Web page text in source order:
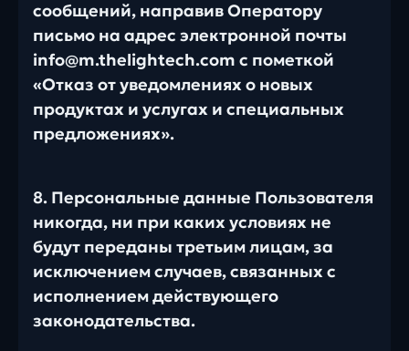
сообщений, направив Оператору
письмо на адрес электронной почты
info@m.thelightech.com с пометкой
«Отказ от уведомлениях о новых
продуктах и услугах и специальных
предложениях».
8. Персональные данные Пользователя
никогда, ни при каких условиях не
будут переданы третьим лицам, за
исключением случаев, связанных с
исполнением действующего
законодательства.